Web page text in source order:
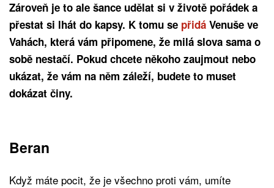
Zároveň je to ale šance udělat si v životě pořádek a
přestat si lhát do kapsy. K tomu se přidá Venuše ve
Vahách, která vám připomene, že milá slova sama o
sobě nestačí. Pokud chcete někoho zaujmout nebo
ukázat, že vám na něm záleží, budete to muset
dokázat činy.
Beran
Když máte pocit, že je všechno proti vám, umíte